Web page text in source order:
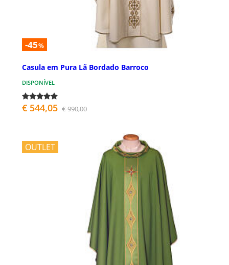
-45%
Casula em Pura Lã Bordado Barroco
DISPONÍVEL
€ 544,05 € 990,00
OUTLET